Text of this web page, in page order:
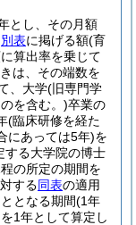
とし、その月額
別表に掲げる額(育
算出率を乗じて
は、その端数を
、大学(旧専門学
を含む。)卒業の
(臨床研修を経た
にあっては5年)を
する大学院の博士
の所定の期間を
する同表の適用
となる期間(1年
1年として算定し